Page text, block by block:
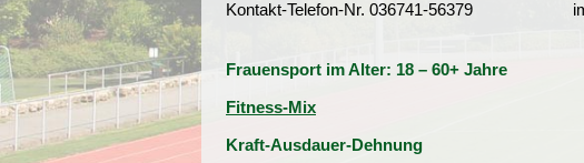
Kontakt-Telefon-Nr. 036741-56379
Frauensport im Alter: 18 – 60+ Jahre
Fitness-Mix
Kraft-Ausdauer-Dehnung